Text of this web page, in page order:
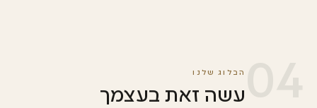
הבלוג שלנו
עשה זאת בעצמך